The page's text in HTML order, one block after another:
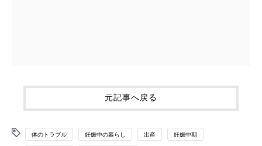
元記事へ戻る
体のトラブル 妊娠中の暮らし 出産 妊娠中期